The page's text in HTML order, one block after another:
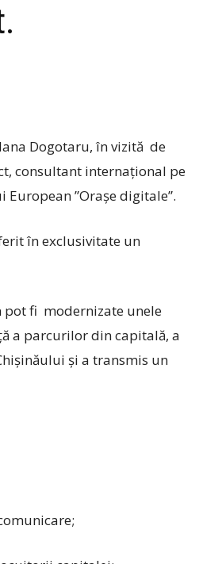
Dogotaru, în vizită de
consultant internațional pe
”Orașe digitale”.
în exclusivitate un
pot fi modernizate unele
a parcurilor din capitală, a
și a transmis un